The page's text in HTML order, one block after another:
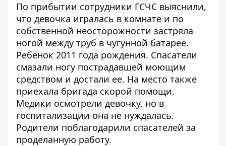
По прибытии сотрудники ГСЧС выяснили,
что девочка игралась в комнате и по
собственной неосторожности застряла
ногой между труб в чугунной батарее.
Ребенок 2011 года рождения. Спасатели
смазали ногу пострадавшей моющим
средством и достали ее. На место также
приехала бригада скорой помощи.
Медики осмотрели девочку, но в
госпитализации она не нуждалась.
Родители поблагодарили спасателей за
проделанную работу.